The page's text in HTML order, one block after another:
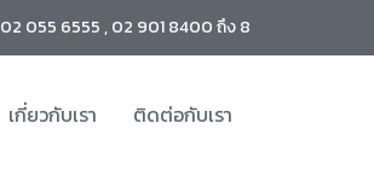
02 055 6555 , 02 901 8400 ถึง 8
เกี่ยวกับเรา ติดต่อกับเรา